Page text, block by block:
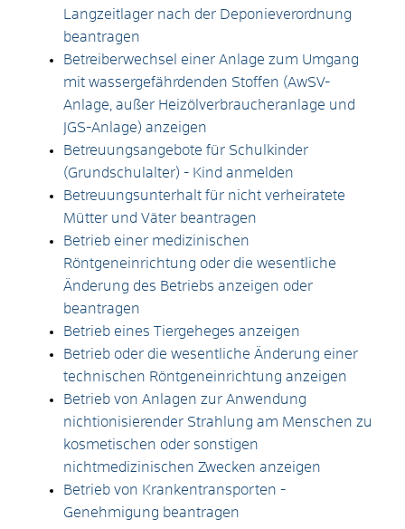
Langzeitlager nach der Deponieverordnung
beantragen
Betreiberwechsel einer Anlage zum Umgang
mit wassergefährdenden Stoffen (AwSV-
Anlage, außer Heizölverbraucheranlage und
JGS-Anlage) anzeigen
Betreuungsangebote für Schulkinder
(Grundschulalter) - Kind anmelden
Betreuungsunterhalt für nicht verheiratete
Mütter und Väter beantragen
Betrieb einer medizinischen
Röntgeneinrichtung oder die wesentliche
Änderung des Betriebs anzeigen oder
beantragen
Betrieb eines Tiergeheges anzeigen
Betrieb oder die wesentliche Änderung einer
technischen Röntgeneinrichtung anzeigen
Betrieb von Anlagen zur Anwendung
nichtionisierender Strahlung am Menschen zu
kosmetischen oder sonstigen
nichtmedizinischen Zwecken anzeigen
Betrieb von Krankentransporten -
Genehmigung beantragen